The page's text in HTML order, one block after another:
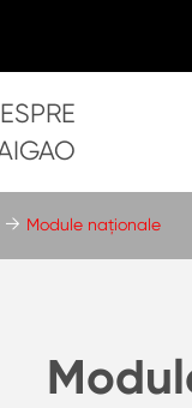
Module naționale